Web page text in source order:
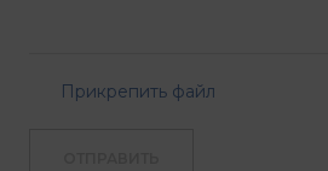
Прикрепить файл